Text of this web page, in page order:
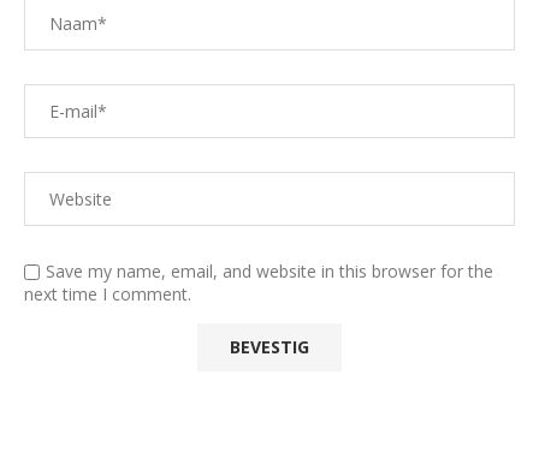
Save my name, email, and website in this browser for the
next time I comment.